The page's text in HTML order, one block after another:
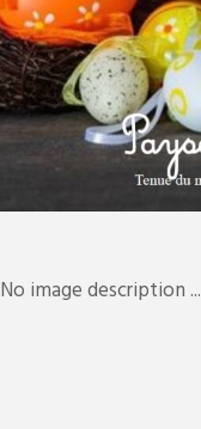
No image description ...